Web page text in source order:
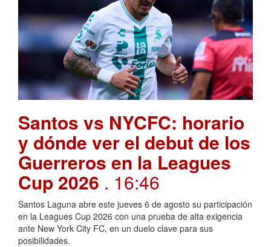
Santos vs NYCFC: horario
y dónde ver el debut de los
Guerreros en la Leagues
Cup 2026 . 16:46
Santos Laguna abre este jueves 6 de agosto su participación
en la Leagues Cup 2026 con una prueba de alta exigencia
ante New York City FC, en un duelo clave para sus
posibilidades.